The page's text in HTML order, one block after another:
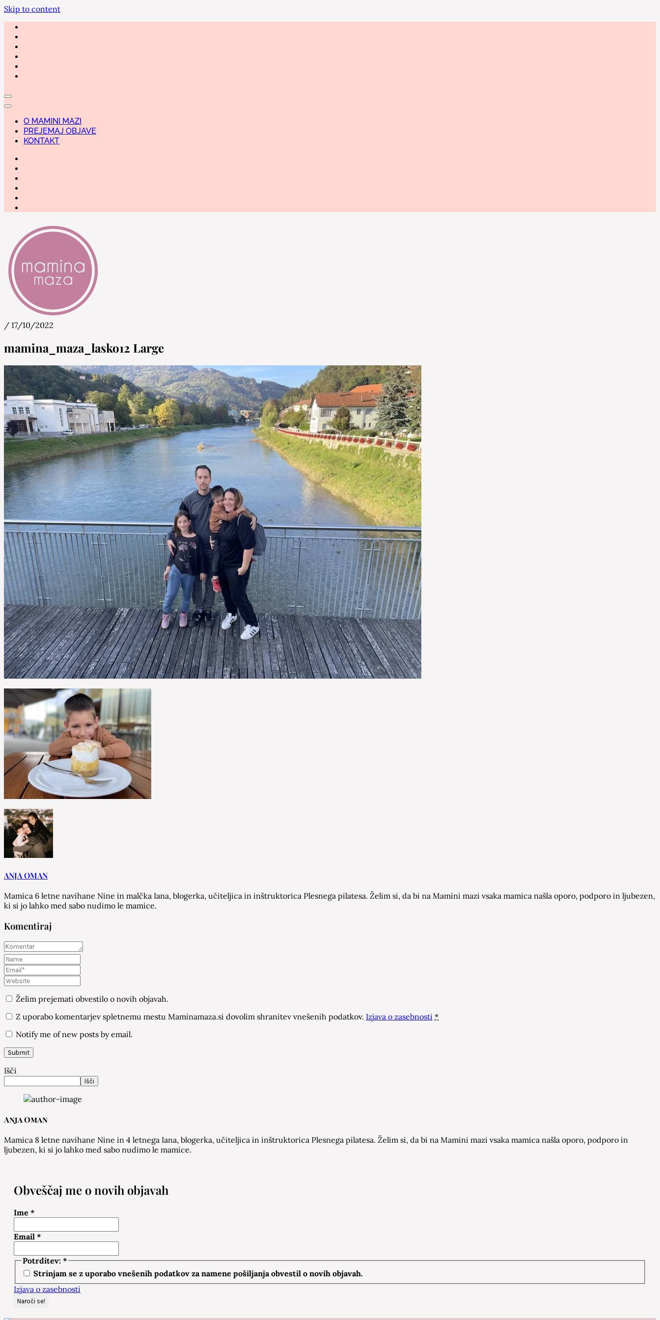
Skip to content
O MAMINI MAZI
PREJEMAJ OBJAVE
KONTAKT
Mamina Maza
/ 17/10/2022
mamina_maza_lasko12 Large
ANJA OMAN
Mamica 6 letne navihane Nine in malčka Iana, blogerka, učiteljica in inštruktorica Plesnega pilatesa. Želim si, da bi na Mamini mazi vsaka mamica našla oporo, podporo in ljubezen,
ki si jo lahko med sabo nudimo le mamice.
Komentiraj
Želim prejemati obvestilo o novih objavah.
Z uporabo komentarjev spletnemu mestu Maminamaza.si dovolim shranitev vnešenih podatkov. Izjava o zasebnosti *
Notify me of new posts by email.
Išči
Išči
Anja Oman
Mamica 8 letne navihane Nine in 4 letnega Iana, blogerka, učiteljica in inštruktorica Plesnega pilatesa. Želim si, da bi na Mamini mazi vsaka mamica našla oporo, podporo in
ljubezen, ki si jo lahko med sabo nudimo le mamice.
Obveščaj me o novih objavah
Ime *
Email *
Potrditev: *
Strinjam se z uporabo vnešenih podatkov za namene pošiljanja obvestil o novih objavah.
Izjava o zasebnosti